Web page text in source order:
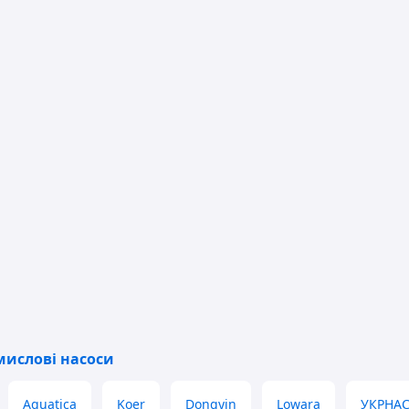
рідини, а також нейтральної рідини з
насоси
Aquatica Koer Dongyin Lowara